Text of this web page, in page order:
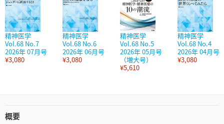
精神医学
Vol.68 No.7
2026年 07月号
¥3,080
精神医学
Vol.68 No.6
2026年 06月号
¥3,080
精神医学
Vol.68 No.5
2026年 05月号
（増大号）
¥5,610
精神医学
Vol.68 No.4
2026年 04月号
¥3,080
概要